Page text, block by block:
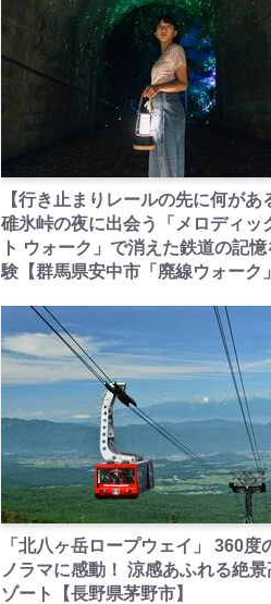
【行き止まりレールの先に何があ
碓氷峠の夜に出会う「メロディッ
ト ウォーク」で消えた鉄道の記
験【群馬県安中市「廃線ウォーク
「北八ヶ岳ロープウェイ」 360度
ノラマに感動！ 涼感あふれる絶景
ゾート【長野県茅野市】